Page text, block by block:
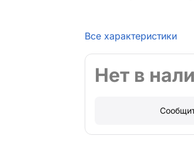
Все характеристики
Нет в